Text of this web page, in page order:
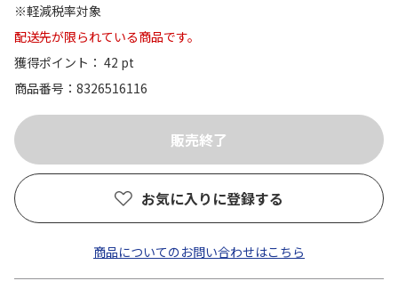
※軽減税率対象
配送先が限られている商品です。
獲得ポイント： 42 pt
商品番号
8326516116
お気に入りに登録する
商品についてのお問い合わせはこちら